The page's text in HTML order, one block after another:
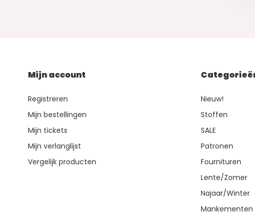
Mijn account
Registreren
Mijn bestellingen
Mijn tickets
Mijn verlanglijst
Vergelijk producten
Nieuw!
Stoffen
SALE
Patronen
Fournituren
Lente/Zomer
Najaar/Winter
Mankementen